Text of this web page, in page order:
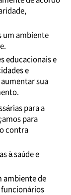
um ambiente
educacionais e
e
sua
para a
para
contra
à saúde e
ambiente de
funcionários